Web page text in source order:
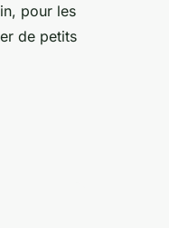
pour les
de petits